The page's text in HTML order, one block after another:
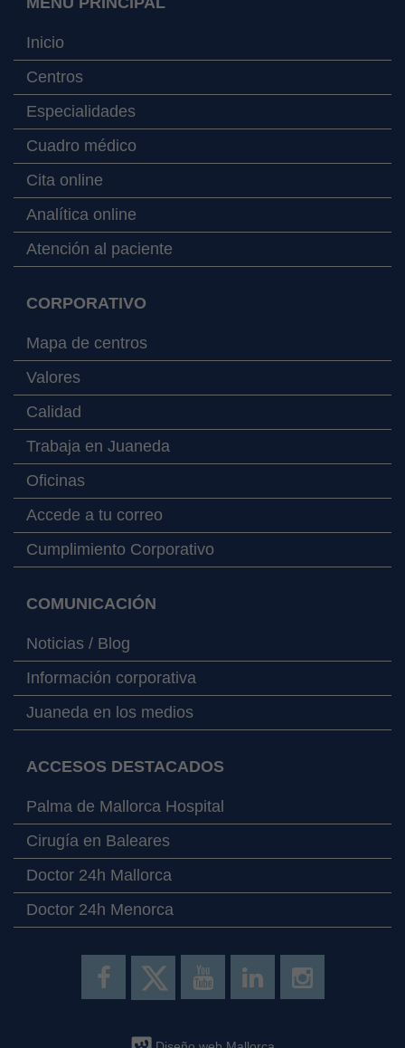
Inicio
Centros
Especialidades
Cuadro médico
Cita online
Analítica online
Atención al paciente
CORPORATIVO
Mapa de centros
Valores
Calidad
Trabaja en Juaneda
Oficinas
Accede a tu correo
Cumplimiento Corporativo
COMUNICACIÓN
Noticias / Blog
Información corporativa
Juaneda en los medios
ACCESOS DESTACADOS
Palma de Mallorca Hospital
Cirugía en Baleares
Doctor 24h Mallorca
Doctor 24h Menorca